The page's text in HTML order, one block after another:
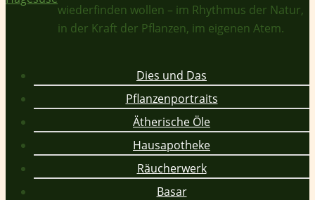
wiederfinden wollen – im Rhythmus der Natur,
in der Kraft der Pflanzen, im eigenen Atem.
Dies und Das
Pflanzenportraits
Ätherische Öle
Hausapotheke
Räucherwerk
Basar